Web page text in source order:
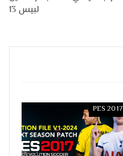
لبيس 13
PES 2017